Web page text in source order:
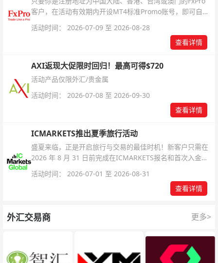
客户，在活动有效期内开设MT4标准Promo账号，即可自动
解锁无限倍杠杆福利，无需额外复杂操作。
活动时间： 2026-07-09 至 2026-08-28
查看详情
AXI返现大促限时回归！最高可得$720
活动产品仅限外汇/贵金属
活动时间： 2026-07-08 至 2026-09-30
查看详情
ICMARKETS推出夏季旅行活动
盛夏来临，正是开启旅行与交易的最佳时机！新客户只需在
2026 年 8 月 31 日前完成在ICMARKETS报名和首次入金即
可参与！
活动时间： 2026-07-01 至 2026-08-31
查看详情
外汇交易商 更多>